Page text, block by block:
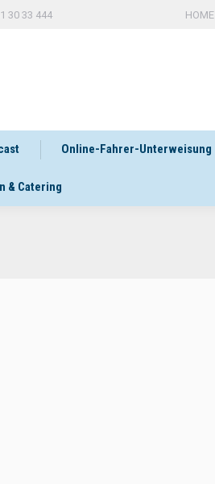
30 33 444 HOME
Online-Fahrer-Unterweisung
& Catering